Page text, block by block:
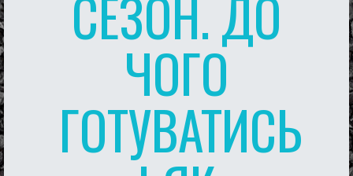
СЕЗОН. ДО
ЧОГО
ГОТУВАТИСЬ